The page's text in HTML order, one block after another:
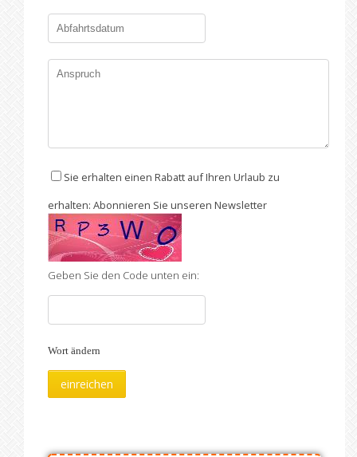
Sie erhalten einen Rabatt auf Ihren Urlaub zu
erhalten: Abonnieren Sie unseren Newsletter
Geben Sie den Code unten ein:
Wort ändern